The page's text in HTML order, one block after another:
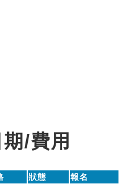
/費用
狀態 報名